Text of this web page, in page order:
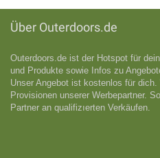
Über Outerdoors.de
Outerdoors.de ist der Hotspot für
und Produkte sowie Infos zu
Unser Angebot ist kostenlos für
Provisionen unserer Werbepartner.
Partner an qualifizıerten Verkäufen.